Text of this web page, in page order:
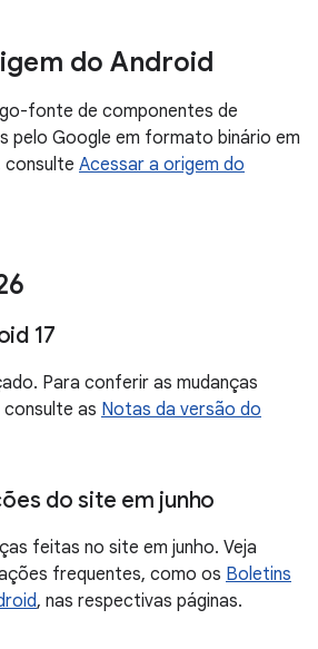
do Android
fonte de componentes de
pelo Google em formato binário em
consulte Acessar a origem do
17
Para conferir as mudanças
consulte as Notas da versão do
do site em junho
feitas no site em junho. Veja
frequentes, como os Boletins
, nas respectivas páginas.